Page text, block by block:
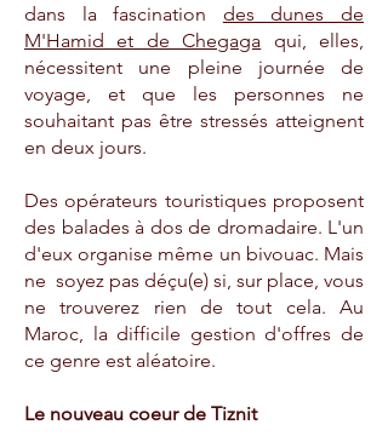
dans la fascination des dunes de
M'Hamid et de Chegaga qui, elles,
nécessitent une pleine journée de
voyage, et que les personnes ne
souhaitant pas être stressés atteignent
en deux jours.
Des opérateurs touristiques proposent
des balades à dos de dromadaire. L'un
d'eux organise même un bivouac. Mais
ne soyez pas déçu(e) si, sur place, vous
ne trouverez rien de tout cela. Au
Maroc, la difficile gestion d'offres de
ce genre est aléatoire.
Le nouveau coeur de Tiznit